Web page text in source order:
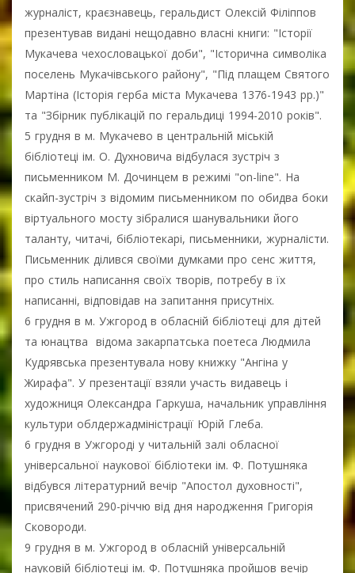
журналіст, краєзнавець, геральдист Олексій Філіппов
презентував видані нещодавно власні книги: "Історії
Мукачева чехословацької доби", "Історична символіка
поселень Мукачівського району", "Під плащем Святого
Мартіна (Історія герба міста Мукачева 1376-1943 рр.)"
та "Збірник публікацій по геральдиці 1994-2010 років".
5 грудня в м. Мукачево в центральній міській
бібліотеці ім. О. Духновича відбулася зустріч з
письменником М. Дочинцем в режимі "on-line". На
скайп-зустріч з відомим письменником по обидва боки
віртуального мосту зібралися шанувальники його
таланту, читачі, бібліотекарі, письменники, журналісти.
Письменник ділився своїми думками про сенс життя,
про стиль написання своїх творів, потребу в їх
написанні, відповідав на запитання присутніх.
6 грудня в м. Ужгород в обласній бібліотеці для дітей
та юнацтва відома закарпатська поетеса Людмила
Кудрявська презентувала нову книжку "Ангіна у
Жирафа". У презентації взяли участь видавець і
художниця Олександра Гаркуша, начальник управління
культури облдержадміністрації Юрій Глеба.
6 грудня в Ужгороді у читальній залі обласної
універсальної наукової бібліотеки ім. Ф. Потушняка
відбувся літературний вечір "Апостол духовності",
присвячений 290-річчю від дня народження Григорія
Сковороди.
9 грудня в м. Ужгород в обласній універсальній
науковій бібліотеці ім. Ф. Потушняка пройшов вечір